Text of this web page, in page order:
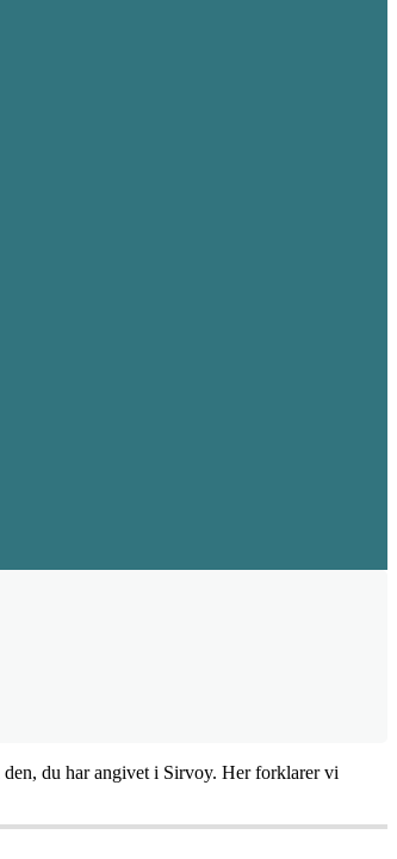
den, du har angivet i Sirvoy. Her forklarer vi